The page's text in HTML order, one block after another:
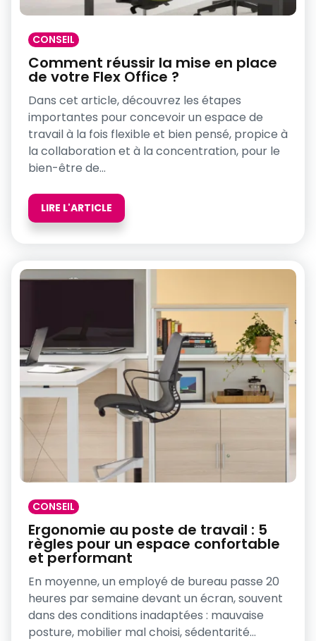
CONSEIL
Comment réussir la mise en place
de votre Flex Office ?
Dans cet article, découvrez les étapes
importantes pour concevoir un espace de
travail à la fois flexible et bien pensé, propice à
la collaboration et à la concentration, pour le
bien-être de...
LIRE L'ARTICLE
CONSEIL
Ergonomie au poste de travail : 5
règles pour un espace confortable
et performant
En moyenne, un employé de bureau passe 20
heures par semaine devant un écran, souvent
dans des conditions inadaptées : mauvaise
posture, mobilier mal choisi, sédentarité…